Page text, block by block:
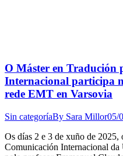
O Máster en Tradución
Internacional participa
rede EMT en Varsovia
Sin categoríaBy Sara Millor05/
Os días 2 e 3 de xuño de 2025,
Comunicación Internacional da